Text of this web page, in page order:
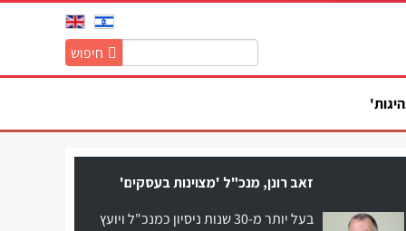
באתר:
חיפוש
זאב רונן, מנכ"ל 'מצוינות בעסקים'
בעל יותר מ-30 שנות ניסיון כמנכ"ל ויועץ